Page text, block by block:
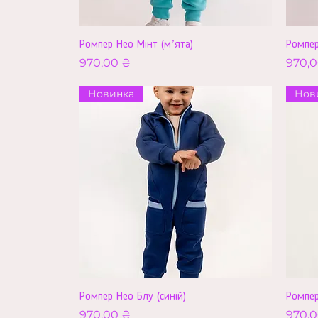
Ромпер Нео Мінт (мʼята)
Ціна
970,00 ₴ Ціна
Новинка
Ромпер Нео Блу (синій)
Ціна
970,00 ₴ Ціна